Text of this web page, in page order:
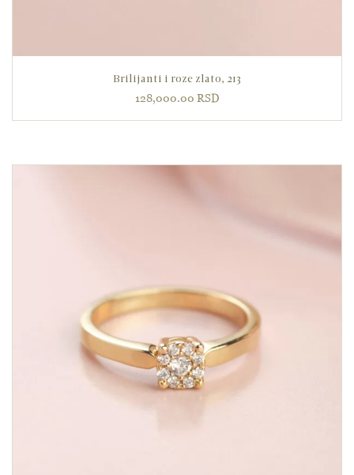
Brilijanti i roze zlato, 213
128,000.00 RSD